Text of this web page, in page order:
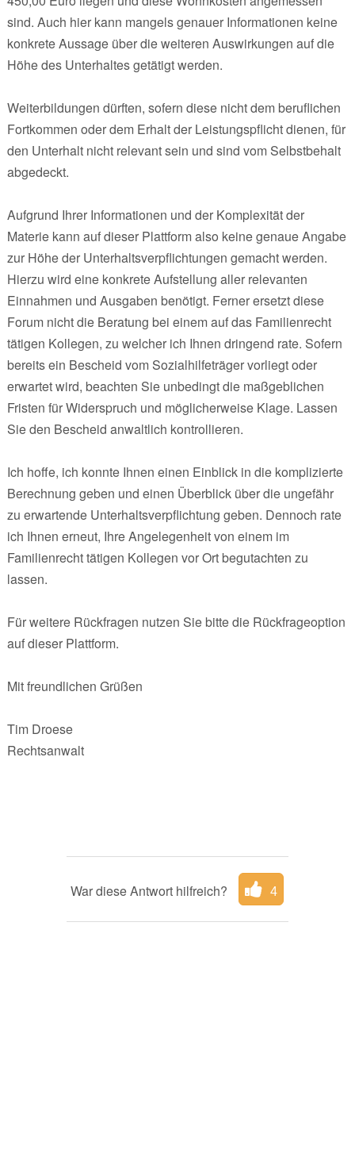
sind. Auch hier kann mangels genauer Informationen keine
konkrete Aussage über die weiteren Auswirkungen auf die
Höhe des Unterhaltes getätigt werden.
Weiterbildungen dürften, sofern diese nicht dem beruflichen
Fortkommen oder dem Erhalt der Leistungspflicht dienen, für
den Unterhalt nicht relevant sein und sind vom Selbstbehalt
abgedeckt.
Aufgrund Ihrer Informationen und der Komplexität der
Materie kann auf dieser Plattform also keine genaue Angabe
zur Höhe der Unterhaltsverpflichtungen gemacht werden.
Hierzu wird eine konkrete Aufstellung aller relevanten
Einnahmen und Ausgaben benötigt. Ferner ersetzt diese
Forum nicht die Beratung bei einem auf das Familienrecht
tätigen Kollegen, zu welcher ich Ihnen dringend rate. Sofern
bereits ein Bescheid vom Sozialhilfeträger vorliegt oder
erwartet wird, beachten Sie unbedingt die maßgeblichen
Fristen für Widerspruch und möglicherweise Klage. Lassen
Sie den Bescheid anwaltlich kontrollieren.
Ich hoffe, ich konnte Ihnen einen Einblick in die komplizierte
Berechnung geben und einen Überblick über die ungefähr
zu erwartende Unterhaltsverpflichtung geben. Dennoch rate
ich Ihnen erneut, Ihre Angelegenheit von einem im
Familienrecht tätigen Kollegen vor Ort begutachten zu
lassen.
Für weitere Rückfragen nutzen Sie bitte die Rückfrageoption
auf dieser Plattform.
Mit freundlichen Grüßen
Tim Droese
Rechtsanwalt
War diese Antwort hilfreich? 4